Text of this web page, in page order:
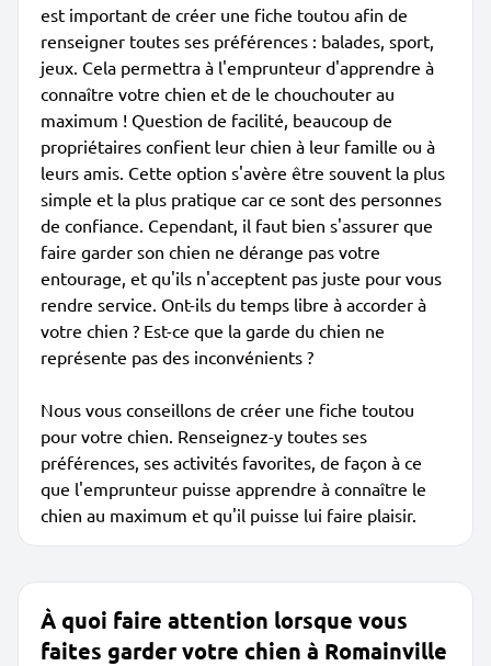
est important de créer une fiche toutou afin de
renseigner toutes ses préférences : balades, sport,
jeux. Cela permettra à l'emprunteur d'apprendre à
connaître votre chien et de le chouchouter au
maximum ! Question de facilité, beaucoup de
propriétaires confient leur chien à leur famille ou à
leurs amis. Cette option s'avère être souvent la plus
simple et la plus pratique car ce sont des personnes
de confiance. Cependant, il faut bien s'assurer que
faire garder son chien ne dérange pas votre
entourage, et qu'ils n'acceptent pas juste pour vous
rendre service. Ont-ils du temps libre à accorder à
votre chien ? Est-ce que la garde du chien ne
représente pas des inconvénients ?
Nous vous conseillons de créer une fiche toutou
pour votre chien. Renseignez-y toutes ses
préférences, ses activités favorites, de façon à ce
que l'emprunteur puisse apprendre à connaître le
chien au maximum et qu'il puisse lui faire plaisir.
À quoi faire attention lorsque vous
faites garder votre chien à Romainville